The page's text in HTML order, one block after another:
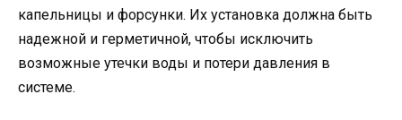
капельницы и форсунки. Их установка должна быть
надежной и герметичной, чтобы исключить
возможные утечки воды и потери давления в
системе.